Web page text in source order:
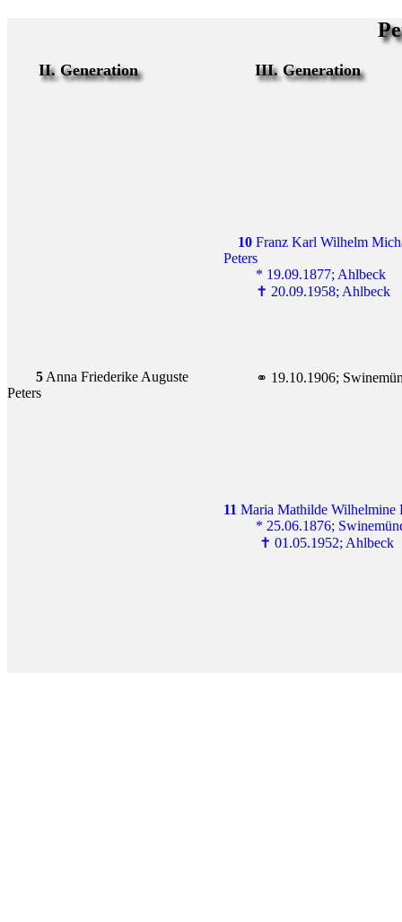
II. Generation III. Generation
10 Franz Karl Wilhelm
Peters
         * 19.09.1877; Ahlbeck
         ✝ 20.09.1958; Ahlbeck
5 Anna Friederike Auguste
Peters
⚭ 19.10.1906;
11 Maria Mathilde Wilhelmine
* 25.06.1876;
          ✝ 01.05.1952; Ahlbeck